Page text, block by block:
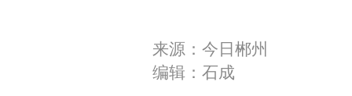
来源：今日郴州
编辑：石成